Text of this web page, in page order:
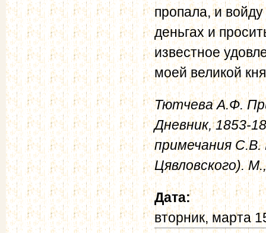
пропала, и
деньгах и
известное
моей великой
Тютчева А.Ф.
Дневник, 1853-
примечания
Цявловского).
Дата:
вторник, марта